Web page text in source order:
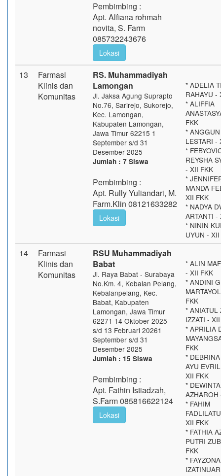
Pembimbing :
Apt. Alfiana rohmah
novita, S. Farm
085732243676
Lokasi
13
Farmasi
Klinis dan
Komunitas
RS. Muhammadiyah
Lamongan
Jl. Jaksa Agung Suprapto
No.76, Sarirejo, Sukorejo,
Kec. Lamongan,
Kabupaten Lamongan,
Jawa Timur 62215 1
September s/d 31
Desember 2025
Jumlah : 7 Siswa
Pembimbing :
Apt. Rully Yuliandari, M.
Farm.Klin 08121633282
Lokasi
* ADELIA
RAHAYU -
* ALIFFIA
FKK
*
LESTARI -
*
REYSHA
- XII FKK
*
MANDA
XII FKK
* NADYA
ARTANTI -
* NININ
UYUN -
14
Farmasi
Klinis dan
Komunitas
RSU Muhammadiyah
Babat
Jl. Raya Babat - Surabaya
No.Km. 4, Kebalan Pelang,
Kebalanpelang, Kec.
Babat, Kabupaten
Lamongan, Jawa Timur
62271 14 Oktober 2025
s/d 13 Februari 20261
September s/d 31
Desember 2025
Jumlah : 15 Siswa
Pembimbing :
Apt. Fathin Istiadzah,
S.Farm 085816622124
Lokasi
* ALIN
- XII FKK
* ANDINI
FKK
* ANIATUL
IZZATI -
* APRILIA
FKK
*
AYU
XII FKK
*
AZHAROH
* FAHIM
XII FKK
* FATHIA
PUTRI
FKK
* FAYZONA